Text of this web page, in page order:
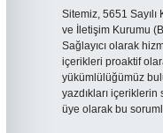
Sitemiz, 5651
ve İletişim Kurumu
Sağlayıcı olarak
içerikleri proaktif
yükümlülüğümüz
yazdıkları
üye olarak bu